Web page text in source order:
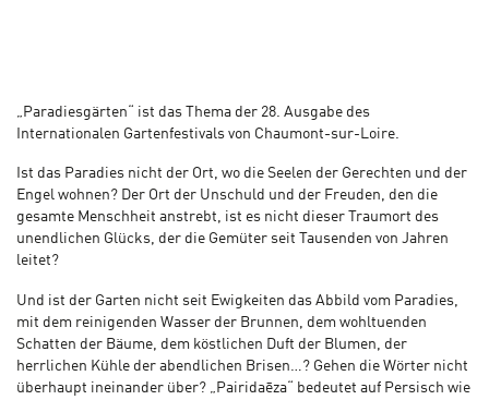
„Paradiesgärten“ ist das Thema der 28. Ausgabe des
Internationalen Gartenfestivals von Chaumont-sur-Loire.
Ist das Paradies nicht der Ort, wo die Seelen der Gerechten und der
Engel wohnen? Der Ort der Unschuld und der Freuden, den die
gesamte Menschheit anstrebt, ist es nicht dieser Traumort des
unendlichen Glücks, der die Gemüter seit Tausenden von Jahren
leitet?
Und ist der Garten nicht seit Ewigkeiten das Abbild vom Paradies,
mit dem reinigenden Wasser der Brunnen, dem wohltuenden
Schatten der Bäume, dem köstlichen Duft der Blumen, der
herrlichen Kühle der abendlichen Brisen…? Gehen die Wörter nicht
überhaupt ineinander über? „Pairidaēza“ bedeutet auf Persisch wie